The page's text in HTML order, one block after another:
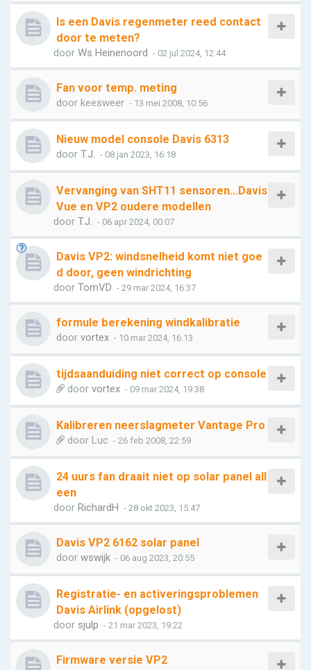
Is een Davis regenmeter reed contact
door te meten?
door Ws Heinenoord - 02 jul 2024, 12:44
Fan voor temp. meting
door keesweer - 13 mei 2008, 10:56
Nieuw model console Davis 6313
door T.J. - 08 jan 2023, 16:18
Vervanging van SHT11 sensoren...Davis
Vue en VP2 oudere modellen
door T.J. - 06 apr 2024, 00:07
Davis VP2: windsnelheid komt niet goe
d door, geen windrichting
door TomVD - 29 mar 2024, 16:37
formule berekening windkalibratie
door vortex - 10 mar 2024, 16:13
tijdsaanduiding niet correct op console
door vortex - 09 mar 2024, 19:38
Kalibreren neerslagmeter Vantage Pro
door Luc - 26 feb 2008, 22:59
24 uurs fan draait niet op solar panel all
een
door RichardH - 28 okt 2023, 15:47
Davis VP2 6162 solar panel
door wswijk - 06 aug 2023, 20:55
Registratie- en activeringsproblemen
Davis Airlink (opgelost)
door sjulp - 21 mar 2023, 19:22
Firmware versie VP2